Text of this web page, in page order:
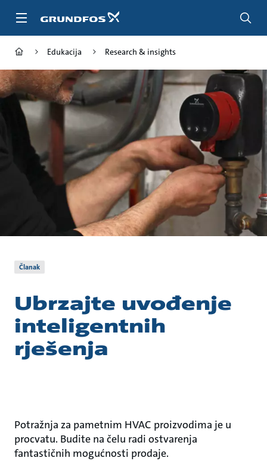
Edukacija Research & insights
Članak
Ubrzajte uvođenje
inteligentnih
rješenja
Potražnja za pametnim HVAC proizvodima je u
procvatu. Budite na čelu radi ostvarenja
fantastičnih mogućnosti prodaje.